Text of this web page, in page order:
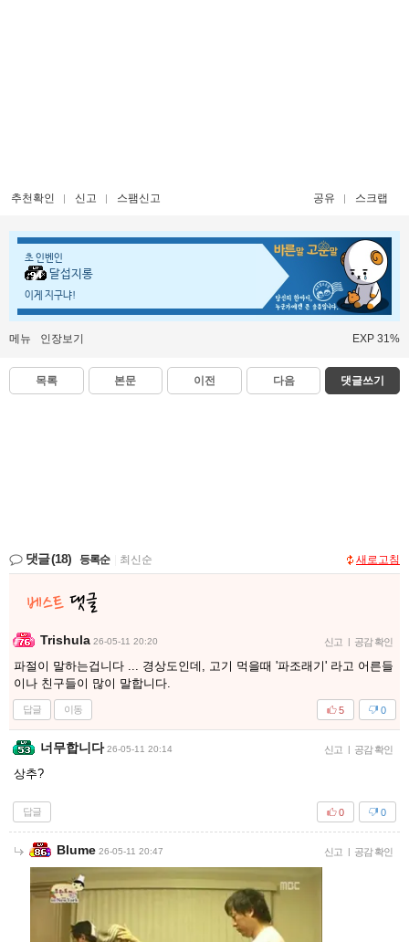
추천확인 신고 스팸신고 공유 스크랩
초 인벤인
달섭지롱
이게 지구냐!
메뉴 인장보기 EXP 31%
목록 본문 이전 다음 댓글쓰기
댓글(18) 등록순 최신순 새로고침
Trishula 26-05-11 20:20 신고 공감 확인
파절이 말하는겁니다 ... 경상도인데, 고기 먹을때 '파조래기' 라고 어른들
이나 친구들이 많이 말합니다.
답글 이동 0
5
너무합니다 26-05-11 20:14 신고 공감 확인
상추?
답글 0
0
Blume 26-05-11 20:47 신고 공감 확인